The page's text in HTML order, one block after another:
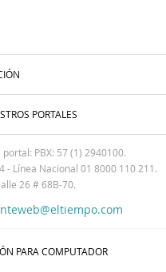
PORTALES
PBX: 57 (1) 2940100.
- Línea Nacional 01 8000 110 211.
26 # 68B-70.
PARA COMPUTADOR